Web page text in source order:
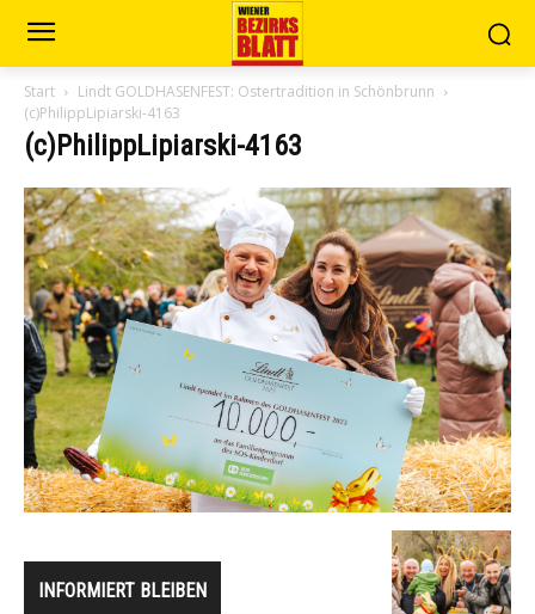
Start
Lindt GOLDHASENFEST: Ostertradition in Schönbrunn
(c)PhilippLipiarski-4163
(c)PhilippLipiarski-4163
INFORMIERT BLEIBEN